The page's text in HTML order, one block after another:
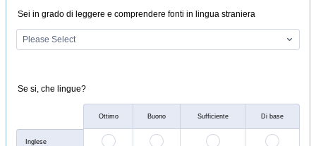
Sei in grado di leggere e comprendere fonti in lingua straniera
Se si, che lingue?
Ottimo Buono Sufficiente Di base
Inglese